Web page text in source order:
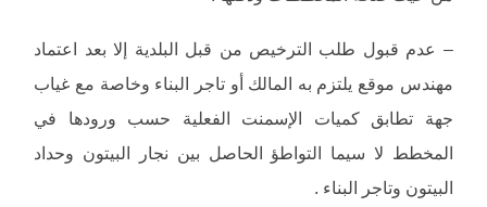
– عدم قبول طلب الترخيص من قبل البلدية إلا بعد اعتماد
مهندس موقع يلتزم به المالك أو تاجر البناء وخاصة مع غياب
جهة تطابق كميات الإسمنت الفعلية حسب ورودها في
المخطط لا سيما التواطؤ الحاصل بين نجار البيتون وحداد
البيتون وتاجر البناء .